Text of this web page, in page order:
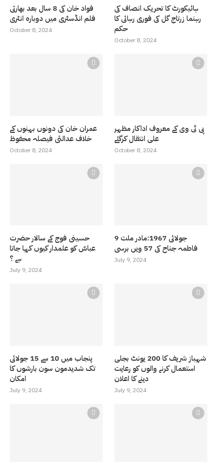
فواد خان کی 8 سال بعد بھارتی
فلم انڈسٹری میں دوبارہ انٹری
October 8, 2024
ہائیکورٹ کا تحریک انصاف کی
رہنما زرتاج گل کی فوری رہائی کا
حکم
October 8, 2024
عمران خان کی دونوں بہنوں کے
خلاف عدالتی فیصلہ محفوظ
October 8, 2024
پی ٹی وی کے معروف اداکار مظہر
علی انتقال کرگئے
October 8, 2024
حسینی فوج کے سالار حضرت
عباسّ کو علمدار کیوں کہا جاتا
ہے ؟
July 9, 2024
9 جولائی 1967:مادر ملت
فاطمہ جناح کی 57 ویں برسی
July 9, 2024
پنجاب میں 10 سے 15 جولائی
تک شدیدمون سون بارشوں کا
امکان
July 9, 2024
شہباز شریف کا 200 یونٹ بجلی
استعمال کرنے والوں کو رعایت
دینے کا اعلان
July 9, 2024